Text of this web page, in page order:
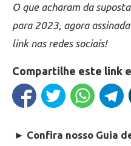
O que acharam da
para 2023, agora
link nas redes sociais!
Compartilhe este link
► Confira nosso Guia